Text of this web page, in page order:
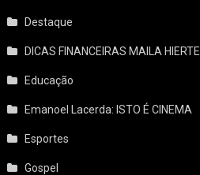
Destaque
DICAS FINANCEIRAS MAILA HIERTE
Educação
Emanoel Lacerda: ISTO É CINEMA
Esportes
Gospel